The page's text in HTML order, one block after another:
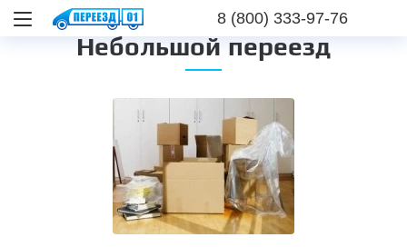
8 (800) 333-97-76
Небольшой переезд